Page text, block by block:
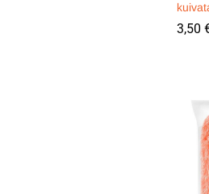
3,50
3,50